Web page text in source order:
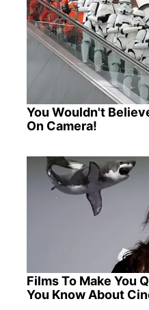
You Wouldn't
On Camera!
Films To Make You
You Know About